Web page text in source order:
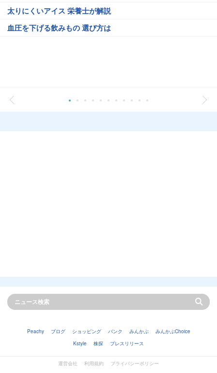
太りにくいアイス 栄養士が解説
血圧を下げる飲みもの 選び方は
Peachy ブログ ショッピング バンク みんかぶ
みんかぶChoice
Kstyle
株探 プレスリリース
運営会社 利用規約
プライバシーポリシー